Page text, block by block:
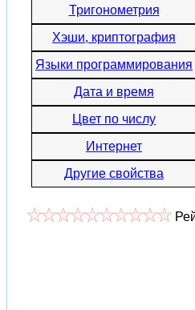
Тригонометрия
Хэши, криптография
Языки программирования
Дата и время
Цвет по числу
Интернет
Другие свойства